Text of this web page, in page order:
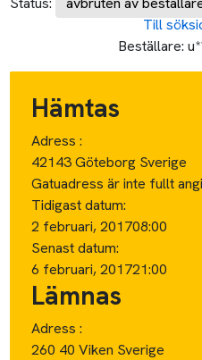
Till
Beställare:
Hämtas
Adress :
42143 Göteborg Sverige
Gatuadress är inte fullt
Tidigast datum:
2 februari, 201708:00
Senast datum:
6 februari, 201721:00
Lämnas
Adress :
260 40 Viken Sverige